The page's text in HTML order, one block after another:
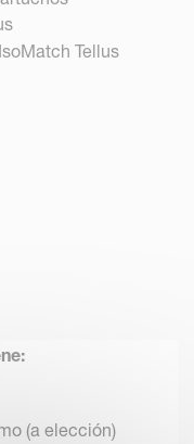
Tellus
:
(a elección)